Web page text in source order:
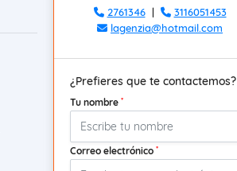
2761346|
3116051453
lagenzia@hotmail.com
¿Prefieres que te contactemos?
Tu nombre *
Correo electrónico *